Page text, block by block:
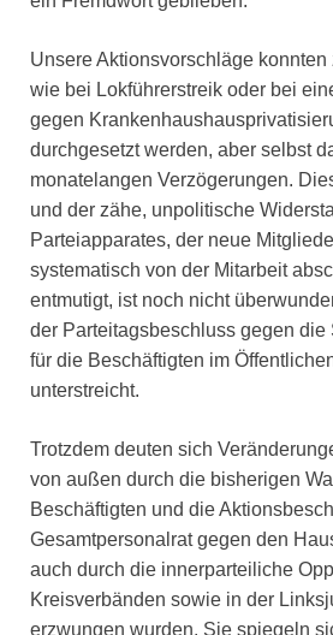
Unsere Aktionsvorschläge
wie bei Lokführerstreik oder bei
gegen
durchgesetzt werden, aber selbst
monatelangen Verzögerungen.
und der zähe, unpolitische
Parteiapparates, der neue
systematisch von der Mitarbeit
entmutigt, ist noch nicht
der Parteitagsbeschluss gegen die
für die Beschäftigten im
unterstreicht.
Trotzdem deuten sich
von außen durch die bisherigen
Beschäftigten und die
Gesamtpersonalrat gegen den
auch durch die innerparteiliche
Kreisverbänden sowie in der
erzwungen wurden. Sie spiegeln